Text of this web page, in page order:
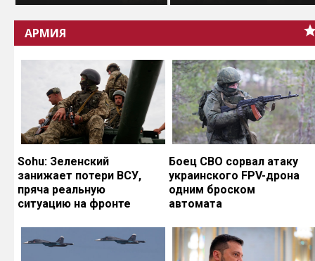
АРМИЯ
Sohu: Зеленский
занижает потери ВСУ,
пряча реальную
ситуацию на фронте
Боец СВО сорвал атаку
украинского FPV-дрона
одним броском
автомата